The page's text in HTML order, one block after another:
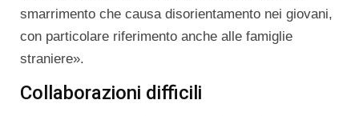
smarrimento che causa disorientamento nei giovani,
con particolare riferimento anche alle famiglie
straniere».
Collaborazioni difficili